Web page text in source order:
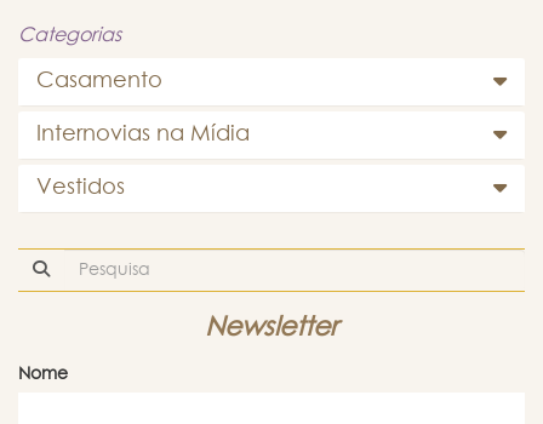
Categorias
Casamento
Internovias na Mídia
Vestidos
Newsletter
Nome